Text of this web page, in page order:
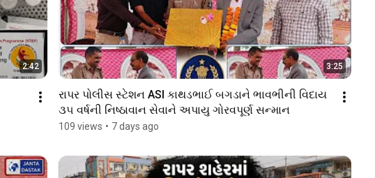
2:42 3:25
રાપર પોલીસ સ્ટેશન ASI કાથડભાઈ બગડાને ભાવભીની વિદાય
૩૫ વર્ષની નિષ્ઠાવાન સેવાને અપાયુ ગોરવપૂર્ણ સન્માન
109 views • 7 days ago